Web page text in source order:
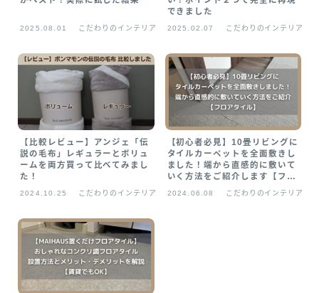
2025.08.01 こだわりのインテリア
できました
2025.02.07 こだわりのインテリア
【比較レビュー】アンジェ「伝
説の毛布」レギュラーとボリュ
ームを両方買って比べてみまし
た！
2024.10.25 こだわりのインテリア
【初心者必見】10畳リビングに
タイルカーペットを全面敷きし
ました！端から直感的に敷いて
いく方法をご紹介します【フロ
2024.06.08 こだわりのインテリア